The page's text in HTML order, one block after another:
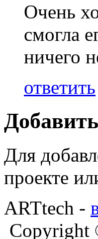
Очень
смогла
ничего
ответить
Для
проекте
ARTtech -
Copyright